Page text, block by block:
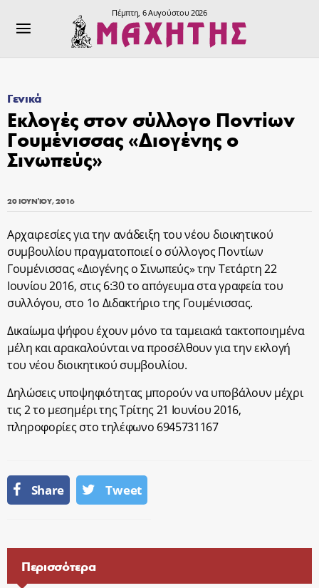
Πέμπτη, 6 Αυγούστου 2026
Γενικά
Εκλογές στον σύλλογο Ποντίων
Γουμένισσας «Διογένης ο
Σινωπεύς»
20 ΙΟΥΝΊΟΥ, 2016
Αρχαιρεσίες για την ανάδειξη του νέου διοικητικού
συμβουλίου πραγματοποιεί ο σύλλογος Ποντίων
Γουμένισσας «Διογένης ο Σινωπεύς» την Τετάρτη 22
Ιουνίου 2016, στις 6:30 το απόγευμα στα γραφεία του
συλλόγου, στο 1ο Διδακτήριο της Γουμένισσας.
Δικαίωμα ψήφου έχουν μόνο τα ταμειακά τακτοποιημένα
μέλη και αρακαλούνται να προσέλθουν για την εκλογή
του νέου διοικητικού συμβουλίου.
Δηλώσεις υποψηφιότητας μπορούν να υποβάλουν μέχρι
τις 2 το μεσημέρι της Τρίτης 21 Ιουνίου 2016,
πληροφορίες στο τηλέφωνο 6945731167
Share Tweet
Περισσότερα